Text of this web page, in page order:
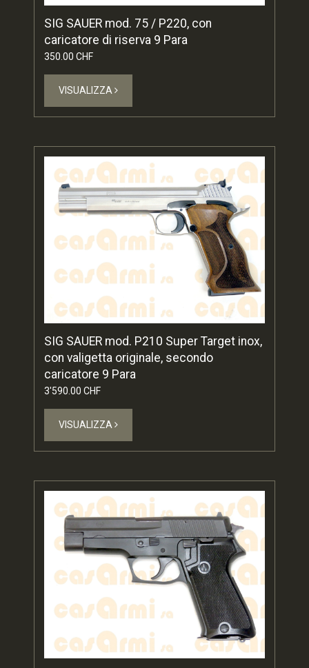
SIG SAUER mod. 75 / P220, con
caricatore di riserva 9 Para
350.00 CHF
VISUALIZZA
SIG SAUER mod. P210 Super Target inox,
con valigetta originale, secondo
caricatore 9 Para
3'590.00 CHF
VISUALIZZA